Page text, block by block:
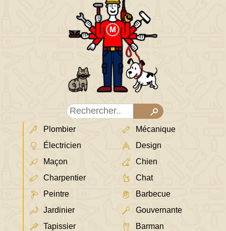
Plombier
Électricien
Maçon
Charpentier
Peintre
Jardinier
Tapissier
Mécanique
Design
Chien
Chat
Barbecue
Gouvernante
Barman